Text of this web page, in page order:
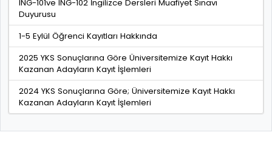
ING-101ve ING-102 İngilizce Dersleri Muafiyet Sınavı
Duyurusu
1-5 Eylül Öğrenci Kayıtları Hakkında
2025 YKS Sonuçlarına Göre Üniversitemize Kayıt Hakkı
Kazanan Adayların Kayıt İşlemleri
2024 YKS Sonuçlarına Göre; Üniversitemize Kayıt Hakkı
Kazanan Adayların Kayıt İşlemleri